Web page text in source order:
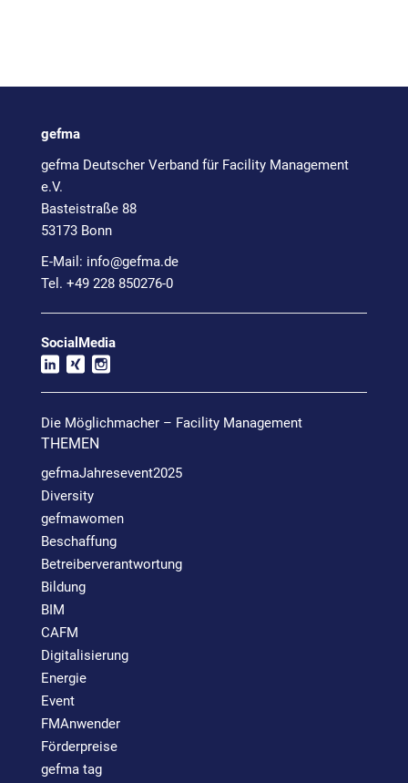
gefma
gefma Deutscher Verband für Facility Management
e.V.
Basteistraße 88
53173 Bonn
E-Mail: info@gefma.de
Tel. +49 228 850276-0
SocialMedia
Die Möglichmacher – Facility Management
THEMEN
gefmaJahresevent2025
Diversity
gefmawomen
Beschaffung
Betreiberverantwortung
Bildung
BIM
CAFM
Digitalisierung
Energie
Event
FMAnwender
Förderpreise
gefma tag